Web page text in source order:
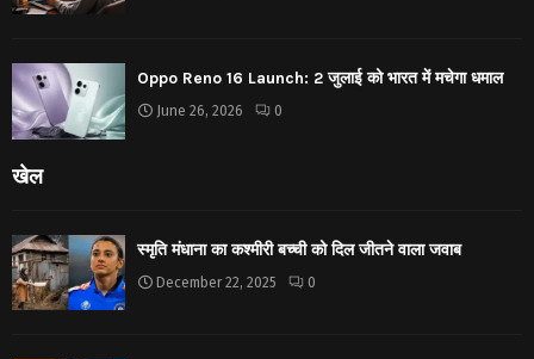
Oppo Reno 16 Launch: 2 जुलाई को भारत में मचेगा धमाल
June 26, 2026 0
खेल
स्मृति मंधाना का कश्मीरी बच्ची को दिल जीतने वाला जवाब
December 22, 2025 0